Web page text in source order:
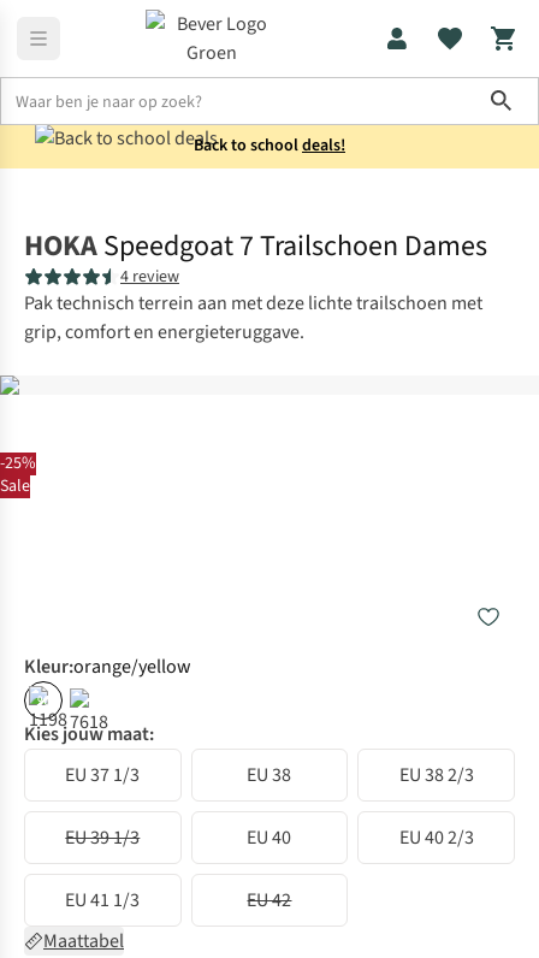
Back to schooldeals!
-25%
Sale
HOKASpeedgoat 7 Trailschoen Dames
4 review
Pak technisch terrein aan met deze lichte trailschoen met
grip, comfort en energieteruggave.
Kleur:orange/yellow
%
Kies jouw maat:
EU 37 1/3
EU 38 EU 38 2/3
EU 39 1/3 EU 40 EU 40 2/3
EU 41 1/3
EU 42
Maattabel